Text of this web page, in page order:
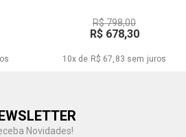
R$ 798,00
R$ 678,30
10x de R$ 67,83 sem juros
Novidades!